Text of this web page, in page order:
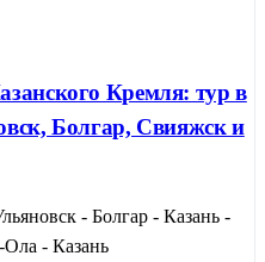
Кремля: тур в
Болгар, Свияжск и
- Болгар - Казань -
- Казань